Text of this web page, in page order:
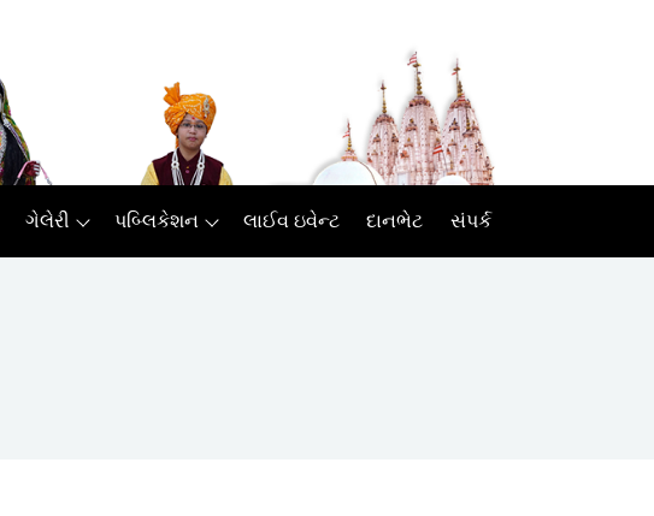
ગેલેરી પબ્લિકેશન લાઈવ ઇવેન્ટ દાનભેટ સંપર્ક